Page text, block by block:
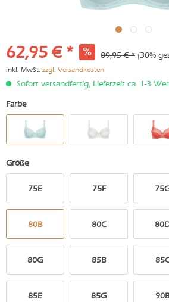
62,95 € * 89,95 € * (30%
inkl. MwSt. zzgl. Versandkosten
Sofort versandfertig, Lieferzeit ca. 1-3
Farbe
Größe
75E 75F
80B 80C
80G 85B
85E 85G